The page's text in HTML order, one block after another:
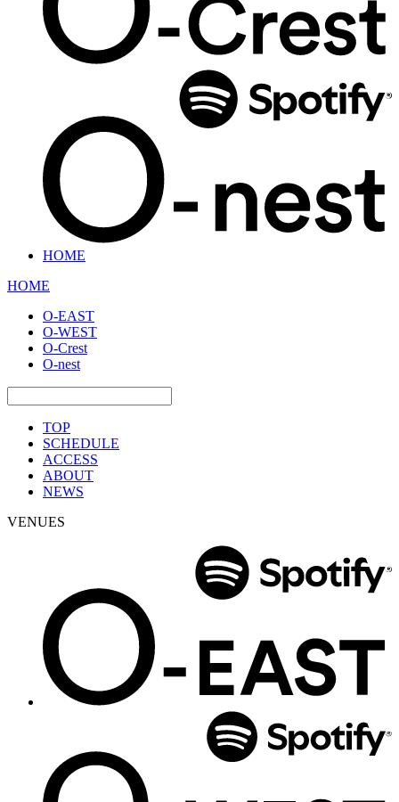
HOME
HOME
O-EAST
O-WEST
O-Crest
O-nest
TOP
SCHEDULE
ACCESS
ABOUT
NEWS
VENUES